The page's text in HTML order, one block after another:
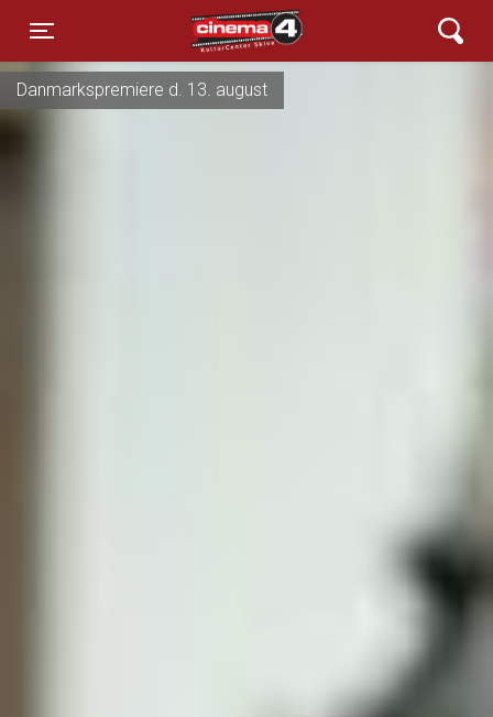
Toggle navigation
Cinema4